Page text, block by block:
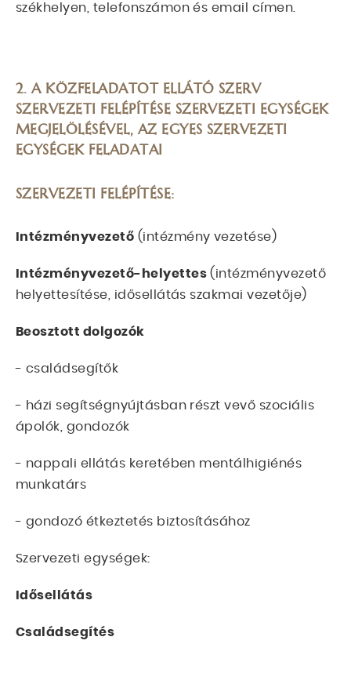
székhelyen, telefonszámon és email címen.
2. A KÖZFELADATOT ELLÁTÓ SZERV
SZERVEZETI FELÉPÍTÉSE SZERVEZETI EGYSÉGEK
MEGJELÖLÉSÉVEL, AZ EGYES SZERVEZETI
EGYSÉGEK FELADATAI
SZERVEZETI FELÉPÍTÉSE:
Intézményvezető (intézmény vezetése)
Intézményvezető-helyettes (intézményvezető
helyettesítése, idősellátás szakmai vezetője)
Beosztott dolgozók
- családsegítők
- házi segítségnyújtásban részt vevő szociális
ápolók, gondozók
- nappali ellátás keretében mentálhigiénés
munkatárs
- gondozó étkeztetés biztosításához
Szervezeti egységek:
Idősellátás
Családsegítés